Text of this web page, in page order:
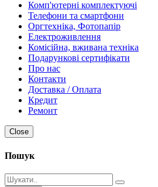
Комп'ютерні комплектуючі
Телефони та смартфони
Оргтехніка, Фотопапір
Електроживлення
Комісійна, вживана техніка
Подарункові сертифікати
Про нас
Контакти
Доставка / Оплата
Кредит
Ремонт
Close
Пошук